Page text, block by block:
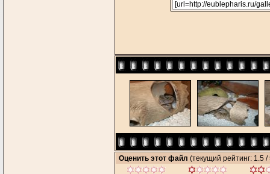
Оценить этот файл (текущий рейтинг: 1.5 /